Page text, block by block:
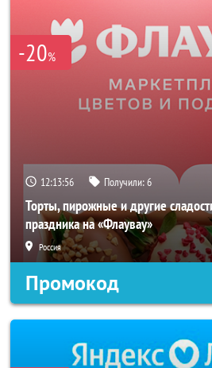
-20%
12:13:53 Получили:6
Торты, пирожные и другие
праздника на «Флаувау»
Россия
Промокод